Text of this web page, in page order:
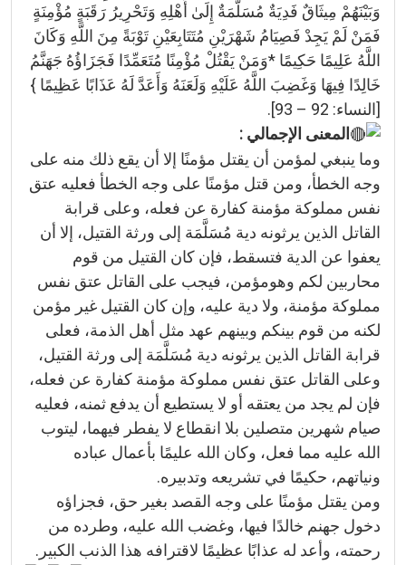
وَبَيْنَهُمْ مِيثَاقٌ فَدِيَةٌ مُسَلَّمَةٌ إِلَىٰ أَهْلِهِ وَتَحْرِيرُ رَقَبَةٍ مُؤْمِنَةٍ
فَمَنْ لَمْ يَجِدْ فَصِيَامُ شَهْرَيْنِ مُتَتَابِعَيْنِ تَوْبَةً مِنَ اللَّهِ وَكَانَ
اللَّهُ عَلِيمًا حَكِيمًا *وَمَنْ يَقْتُلْ مُؤْمِنًا مُتَعَمِّدًا فَجَزَاؤُهُ جَهَنَّمُ
خَالِدًا فِيهَا وَغَضِبَ اللَّهُ عَلَيْهِ وَلَعَنَهُ وَأَعَدَّ لَهُ عَذَابًا عَظِيمًا }
[النساء: 92 – 93].
المعنى الإجمالي :
وما ينبغي لمؤمن أن يقتل مؤمنًا إلا أن يقع ذلك منه على
وجه الخطأ، ومن قتل مؤمنًا على وجه الخطأ فعليه عتق
نفس مملوكة مؤمنة كفارة عن فعله، وعلى قرابة
القاتل الذين يرثونه دية مُسَلَّمَة إلى ورثة القتيل، إلا أن
يعفوا عن الدية فتسقط، فإن كان القتيل من قوم
محاربين لكم وهومؤمن، فيجب على القاتل عتق نفس
مملوكة مؤمنة، ولا دية عليه، وإن كان القتيل غير مؤمن
لكنه من قوم بينكم وبينهم عهد مثل أهل الذمة، فعلى
قرابة القاتل الذين يرثونه دية مُسَلَّمَة إلى ورثة القتيل،
وعلى القاتل عتق نفس مملوكة مؤمنة كفارة عن فعله،
فإن لم يجد من يعتقه أو لا يستطيع أن يدفع ثمنه، فعليه
صيام شهرين متصلين بلا انقطاع لا يفطر فيهما، ليتوب
الله عليه مما فعل، وكان الله عليمًا بأعمال عباده
ونياتهم، حكيمًا في تشريعه وتدبيره.
ومن يقتل مؤمنًا على وجه القصد بغير حق، فجزاؤه
دخول جهنم خالدًا فيها، وغضب الله عليه، وطرده من
رحمته، وأعد له عذابًا عظيمًا لاقترافه هذا الذنب الكبير.